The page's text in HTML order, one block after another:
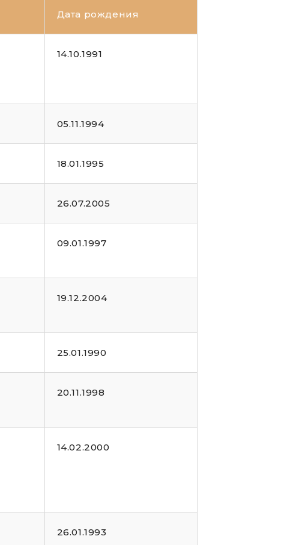
Дата рождения
14.10.1991
05.11.1994
18.01.1995
26.07.2005
09.01.1997
19.12.2004
25.01.1990
20.11.1998
14.02.2000
26.01.1993